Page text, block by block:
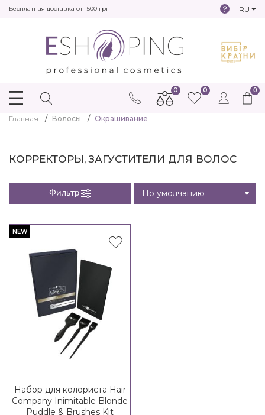
Бесплатная доставка от 1500 грн RU
0
0 0
Главная Волосы Окрашивание
КОРРЕКТОРЫ, ЗАГУСТИТЕЛИ ДЛЯ ВОЛОС
Фильтр
NEW
Набор для колориста Hair
Company Inimitable Blonde
Puddle & Brushes Kit